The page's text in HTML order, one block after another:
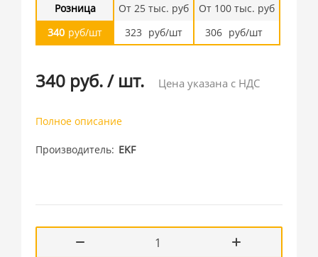
Розница
340 руб/шт
От 25 тыс. руб
323 руб/шт
От 100 тыс. руб
306 руб/шт
340 руб./ шт. Цена указана с НДС
Полное описание
Производитель EKF